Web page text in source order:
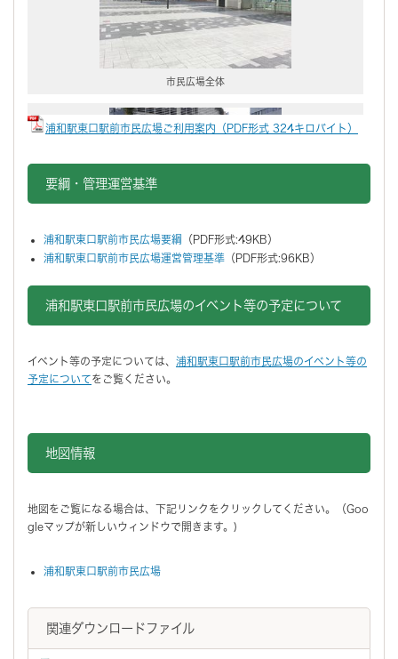
市民広場全体
浦和駅東口駅前市民広場ご利用案内（PDF形式 324キロバイト）
要綱・管理運営基準
浦和駅東口駅前市民広場要綱
（PDF形式:49KB）
浦和駅東口駅前市民広場運営管理基準 （PDF形式:96KB）
浦和駅東口駅前市民広場のイベント等の予定について
イベント等の予定については、 浦和駅東口駅前市民広場のイベント等の
予定についてをご覧ください。
地図情報
地図をご覧になる場合は、下記リンクをクリックしてください。（Goo
gleマップが新しいウィンドウで開きます。)
浦和駅東口駅前市民広場
関連ダウンロードファイル